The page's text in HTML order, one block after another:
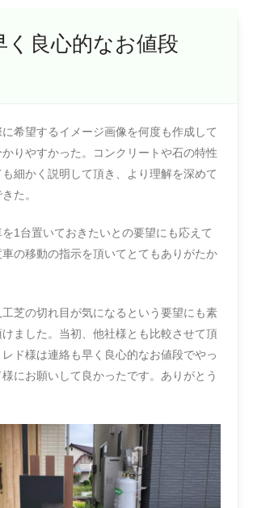
く良心的なお値段
希望するイメージ画像を何度も作成して
りやすかった。コンクリートや石の特性
細かく説明して頂き、より理解を深めて
た。
1台置いておきたいとの要望にも応えて
の移動の指示を頂いてとてもありがたか
芝の切れ目が気になるという要望にも素
ました。当初、他社様とも比較させて頂
ド様は連絡も早く良心的なお値段でやっ
にお願いして良かったです。ありがとう